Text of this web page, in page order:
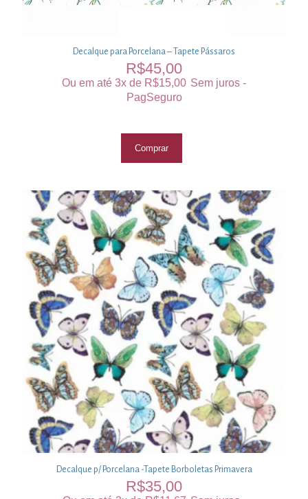
Decalque para Porcelana – Tapete Pássaros
R$45,00
Ou em até 3x de R$15,00 Sem juros -
PagSeguro
Comprar
Decalque p/ Porcelana -Tapete Borboletas Primavera
R$35,00